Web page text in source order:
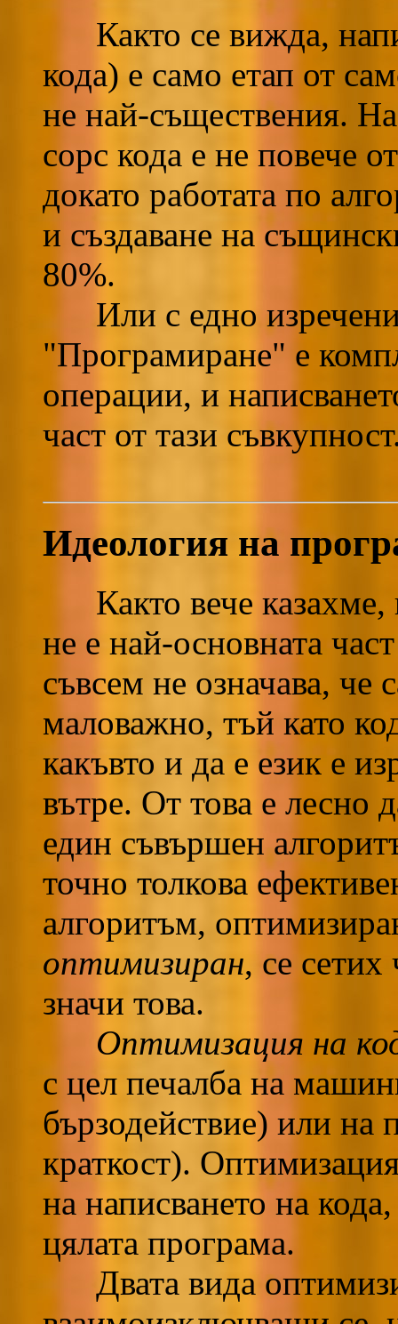
Както се вижда,
кода) е само етап от
не най-съществения.
сорс кода е не повече
докато работата по
и създаване на
80%.
Или с едно
"Програмиране" е
операции, и
част от тази
Идеология на
Както вече казахме,
не е най-основната
съвсем не означава, че
маловажно, тъй като
какъвто и да е език е
вътре. От това е лесно
един съвършен
точно толкова
алгоритъм,
оптимизиран, се сетих
значи това.
Оптимизация на
с цел печалба на
бързодействие) или на
краткост).
на написването на
цялата програма.
Двата вида